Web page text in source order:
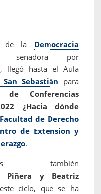
de la Democracia
por
, llegó hasta el Aula
Sebastián para
de Conferencias
¿Hacia dónde
Facultad de Derecho
de Extensión y
.
también
Piñera y Beatriz
ciclo, que se ha